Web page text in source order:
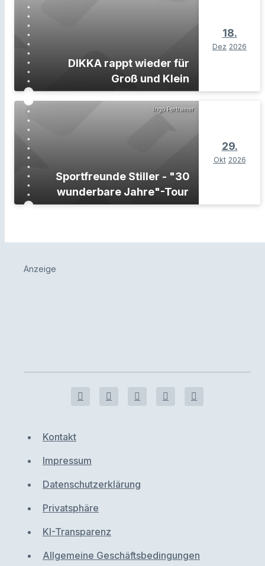
DIKKA rappt wieder für
Groß und Klein
18.
Dez 2026
Ingo Pertramer
Sportfreunde Stiller - "30
wunderbare Jahre"-Tour
29.
Okt 2026
Anzeige
Kontakt
Impressum
Datenschutzerklärung
Privatsphäre
KI-Transparenz
Allgemeine Geschäftsbedingungen